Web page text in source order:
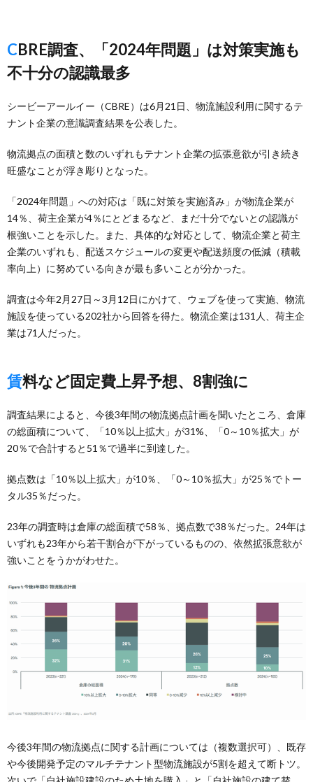
CBRE調査、「2024年問題」は対策実施も
不十分の認識最多
シービーアールイー（CBRE）は6月21日、物流施設利用に関するテ
ナント企業の意識調査結果を公表した。
物流拠点の面積と数のいずれもテナント企業の拡張意欲が引き続き
旺盛なことが浮き彫りとなった。
「2024年問題」への対応は「既に対策を実施済み」が物流企業が
14％、荷主企業が4％にとどまるなど、まだ十分でないとの認識が
根強いことを示した。また、具体的な対応として、物流企業と荷主
企業のいずれも、配送スケジュールの変更や配送頻度の低減（積載
率向上）に努めている向きが最も多いことが分かった。
調査は今年2月27日～3月12日にかけて、ウェブを使って実施、物流
施設を使っている202社から回答を得た。物流企業は131人、荷主企
業は71人だった。
賃料など固定費上昇予想、8割強に
調査結果によると、今後3年間の物流拠点計画を聞いたところ、倉庫
の総面積について、「10％以上拡大」が31%、「0～10％拡大」が
20％で合計すると51％で過半に到達した。
拠点数は「10％以上拡大」が10％、「0～10％拡大」が25％でトー
タル35％だった。
23年の調査時は倉庫の総面積で58％、拠点数で38％だった。24年は
いずれも23年から若干割合が下がっているものの、依然拡張意欲が
強いことをうかがわせた。
今後3年間の物流拠点に関する計画については（複数選択可）、既存
や今後開発予定のマルチテナント型物流施設が5割を超えて断トツ。